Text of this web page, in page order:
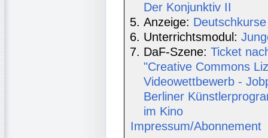
Der Konjunktiv II
Anzeige:
Unterrichtsmodul:
DaF-Szene: Ticket
"Creative Commons
Videowettbewerb -
Berliner
im Kino
Impressum/Abonnement